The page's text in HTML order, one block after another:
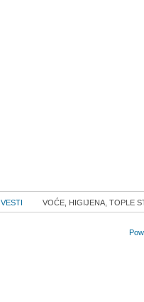
VESTI VOĆE, HIGIJENA, TOPLE